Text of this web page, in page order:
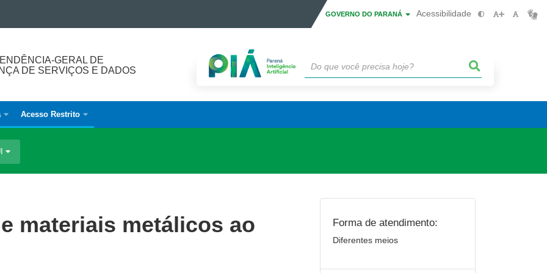
GOVERNO DO PARANÁ Acessibilidade
GERAL DE
DE SERVIÇOS E DADOS
Acesso Restrito
materiais metálicos ao
Forma de atendimento:
Diferentes meios